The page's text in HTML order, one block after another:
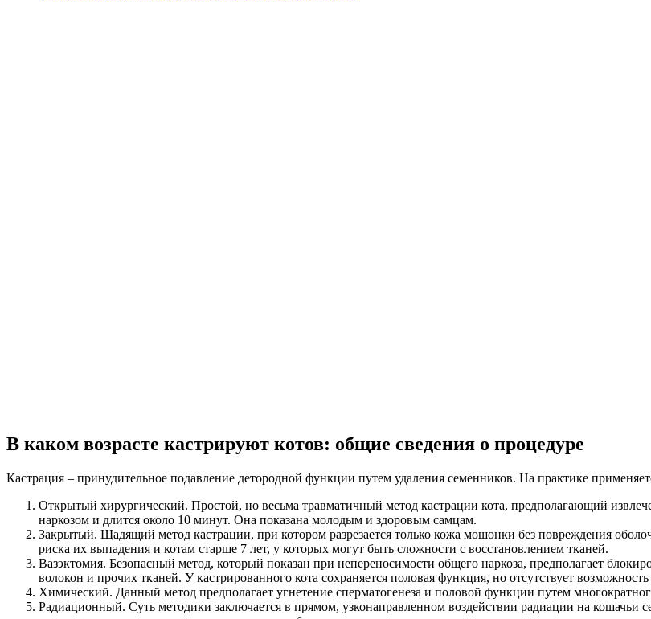
В каком возрасте кастрируют котов: общие сведения о процедуре
Кастрация – принудительное подавление детородной функции путем удаления семенников. На практике
Открытый хирургический. Простой, но весьма травматичный метод кастрации кота, предполагающий
наркозом и длится около 10 минут. Она показана молодым и здоровым самцам.
Закрытый. Щадящий метод кастрации, при котором разрезается только кожа мошонки без повреждения
риска их выпадения и котам старше 7 лет, у которых могут быть сложности с восстановлением тканей.
Вазэктомия. Безопасный метод, который показан при непереносимости общего наркоза, предполагает
волокон и прочих тканей. У кастрированного кота сохраняется половая функция, но отсутствует возможность
Химический. Данный метод предполагает угнетение сперматогенеза и половой функции путем
Радиационный. Суть методики заключается в прямом, узконаправленном воздействии радиации на